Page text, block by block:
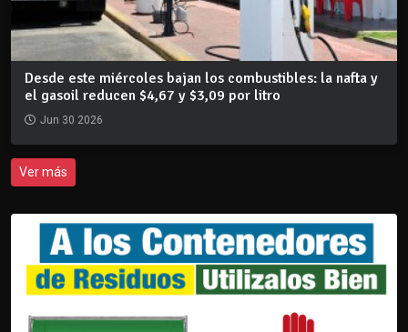
Desde este miércoles bajan los combustibles: la nafta y
el gasoil reducen $4,67 y $3,09 por litro
Jun 30 2026
Ver más